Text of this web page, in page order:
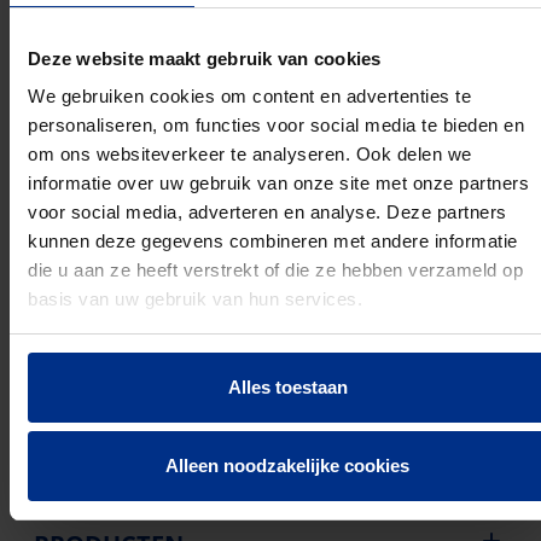
Deze website maakt gebruik van cookies
We gebruiken cookies om content en advertenties te
personaliseren, om functies voor social media te bieden en
om ons websiteverkeer te analyseren. Ook delen we
informatie over uw gebruik van onze site met onze partners
voor social media, adverteren en analyse. Deze partners
kunnen deze gegevens combineren met andere informatie
die u aan ze heeft verstrekt of die ze hebben verzameld op
basis van uw gebruik van hun services.
Alles toestaan
Alleen noodzakelijke cookies
Serie: Polvalit UVS
Druksterkte: 750 N
Slagvastheid: Zwaar (klasse 4 / 6 Joule)
Min. gebruikstemperatuur (°C): -5 °C
Max. gebruikstemperatuur (°C): 90 °C
Brandversnellend:
Halogeenvrij:
Inbouwmontage (Stucwerk):
Opbouw (Stucwerk):
Met trekdraad:
Extra gladde binnenlaag (LF):